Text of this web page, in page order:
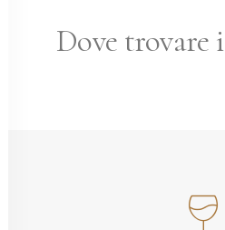
Dove trovare